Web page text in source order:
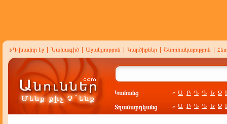
Գլխավոր էջ Նախագիծ Աջակցություն Կարծիքներ Շնորհակալություն
Կանանց » Ա Բ Գ Դ Ե Զ
Տղամարդկանց » Ա Բ Գ Դ Ե Զ